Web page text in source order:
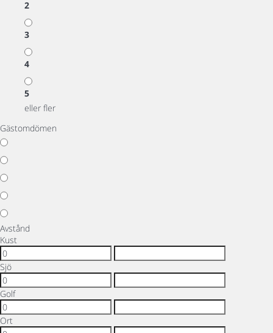
2
3
4
5
eller fler
Gästomdömen
Avstånd
Kust
Sjö
Golf
Ort